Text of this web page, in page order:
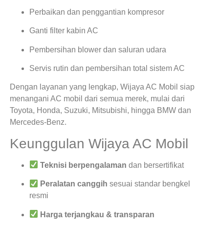
Perbaikan dan penggantian kompresor
Ganti filter kabin AC
Pembersihan blower dan saluran udara
Servis rutin dan pembersihan total sistem AC
Dengan layanan yang lengkap, Wijaya AC Mobil siap
menangani AC mobil dari semua merek, mulai dari
Toyota, Honda, Suzuki, Mitsubishi, hingga BMW dan
Mercedes-Benz.
Keunggulan Wijaya AC Mobil
Teknisi berpengalaman dan bersertifikat
Peralatan canggih sesuai standar bengkel
resmi
Harga terjangkau & transparan